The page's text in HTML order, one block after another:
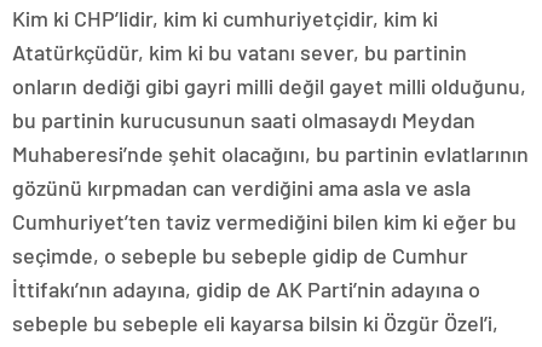
Kim ki CHP’lidir, kim ki cumhuriyetçidir, kim ki
Atatürkçüdür, kim ki bu vatanı sever, bu partinin
onların dediği gibi gayri milli değil gayet milli olduğunu,
bu partinin kurucusunun saati olmasaydı Meydan
Muhaberesi’nde şehit olacağını, bu partinin evlatlarının
gözünü kırpmadan can verdiğini ama asla ve asla
Cumhuriyet’ten taviz vermediğini bilen kim ki eğer bu
seçimde, o sebeple bu sebeple gidip de Cumhur
İttifakı’nın adayına, gidip de AK Parti’nin adayına o
sebeple bu sebeple eli kayarsa bilsin ki Özgür Özel’i,